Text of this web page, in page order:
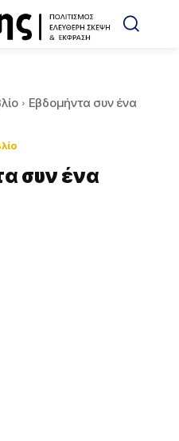
Εβδομήντα συν ένα
συν ένα